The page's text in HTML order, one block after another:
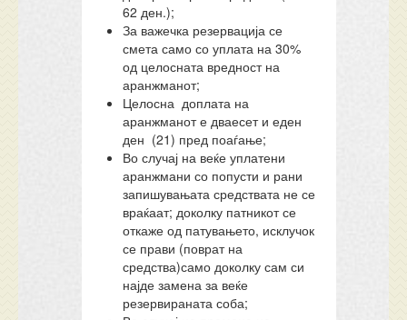
62 ден.);
За важечка резервација се
смета само со уплата на 30%
од целосната вредност на
аранжманот;
Целосна доплата на
аранжманот е дваесет и еден
ден (21) пред поаѓање;
Во случај на веќе уплатени
аранжмани со попусти и рани
запишувањата средствата не се
враќаат; доколку патникот се
откаже од патувањето, исклучок
се прави (поврат на
средства)само доколку сам си
најде замена за веќе
резервираната соба;